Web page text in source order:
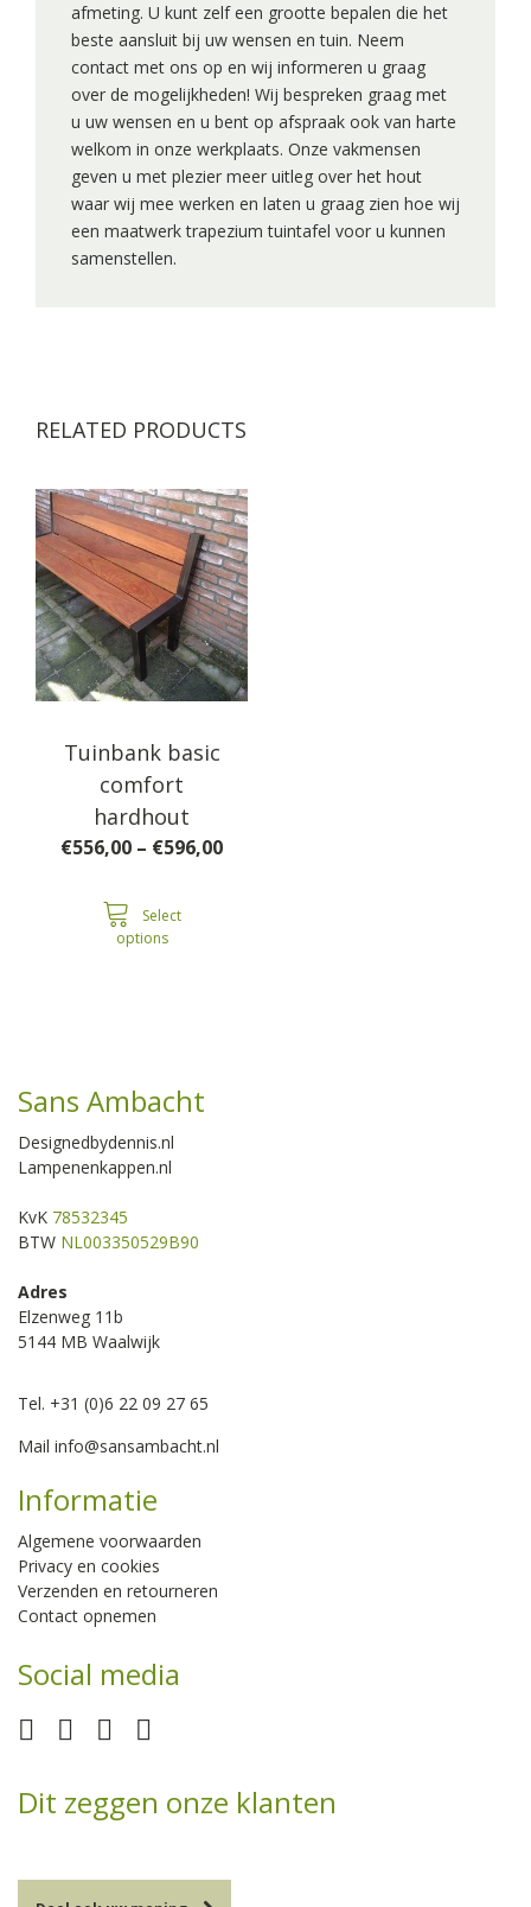
afmeting. U kunt zelf een grootte bepalen die het
beste aansluit bij uw wensen en tuin. Neem
contact met ons op en wij informeren u graag
over de mogelijkheden! Wij bespreken graag met
u uw wensen en u bent op afspraak ook van harte
welkom in onze werkplaats. Onze vakmensen
geven u met plezier meer uitleg over het hout
waar wij mee werken en laten u graag zien hoe wij
een maatwerk trapezium tuintafel voor u kunnen
samenstellen.
RELATED PRODUCTS
Tuinbank basic
comfort
hardhout
€556,00 – €596,00Price
Select
options
Sans Ambacht
Designedbydennis.nl
Lampenenkappen.nl
KvK 78532345
BTW NL003350529B90
Adres
Elzenweg 11b
5144 MB Waalwijk
Tel. +31 (0)6 22 09 27 65
Mail info@sansambacht.nl
Informatie
Algemene voorwaarden
Privacy en cookies
Verzenden en retourneren
Contact opnemen
Social media
Dit zeggen onze klanten